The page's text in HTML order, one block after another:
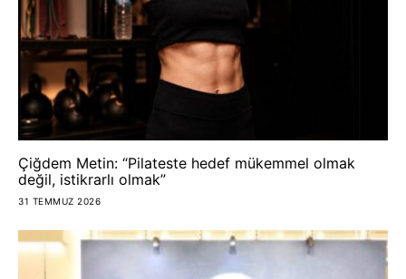
Çiğdem Metin: “Pilateste hedef mükemmel olmak
değil, istikrarlı olmak”
31 TEMMUZ 2026